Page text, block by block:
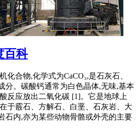
百科
化合物,化学式为CaCO₃,是石灰石、
分。碳酸钙通常为白色晶体,无味,基本
反应放出二氧化碳 [1]。它是地球上
于霰石、方解石、白垩、石灰岩、大
石内,亦为某些动物骨骼或外壳的主要